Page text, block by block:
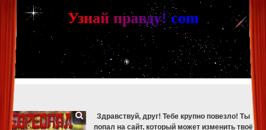
[phpBB Debug] PHP Warning : in file [ROOT]/phpbb/db/driver/mysqli.php
mysqli_fetch_assoc(): Couldn't fetch mysqli_result
[phpBB Debug] PHP Warning: in file[ROOT]/phpbb/db/driver/mysqli.php 329
mysqli_free_result(): Couldn't fetch mysqli_result
[phpBB Debug] PHP Warning
[ROOT]/phpbb/db/driver/mysqli.php on line 265
mysqli_fetch_assoc(): Couldn't fetch mysqli_result
[phpBB Debug] PHP Warning
: in file [ROOT]/phpbb/db/driver/mysqli.php on line329
mysqli_free_result(): Couldn't fetch mysqli_result
[phpBB Debug] PHP Warning: in file [ROOT]/phpbb/db/driver/mysqli.php on line 265
mysqli_fetch_assoc(): Couldn't fetch mysqli_result
[phpBB Debug] PHP Warning
[ROOT]/phpbb/db/driver/mysqli.php on line329:
mysqli_free_result(): Couldn't fetch mysqli_result
Узнай правду! com
Здравствуй, друг! Тебе крупно повезло! Ты
попал на сайт, который может изменить твоё